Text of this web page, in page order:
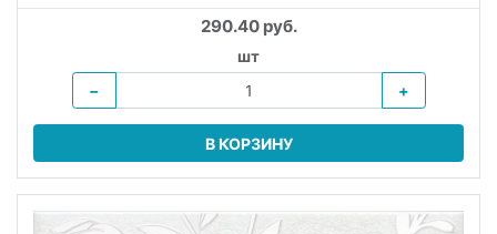
290.40 руб.
шт
−
+
В КОРЗИНУ